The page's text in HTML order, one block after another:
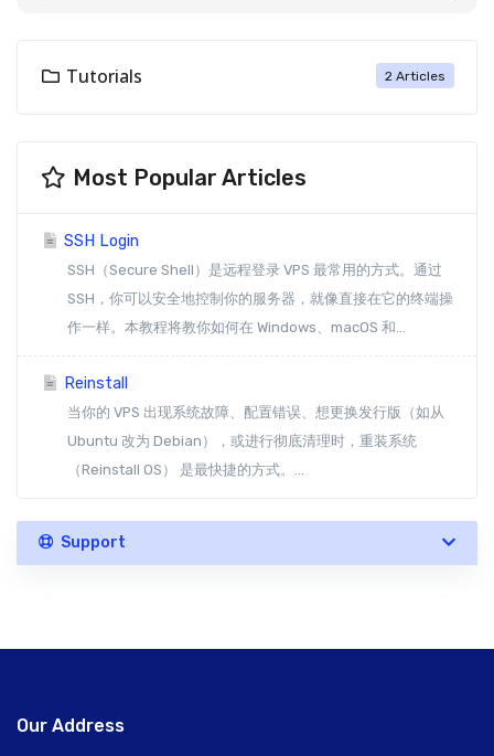
2 Articles
Tutorials
Most Popular Articles
SSH Login
SSH（Secure Shell）是远程登录 VPS 最常用的方式。通过
SSH，你可以安全地控制你的服务器，就像直接在它的终端操
作一样。本教程将教你如何在 Windows、macOS 和...
Reinstall
当你的 VPS 出现系统故障、配置错误、想更换发行版（如从
Ubuntu 改为 Debian），或进行彻底清理时，重装系统
（Reinstall OS） 是最快捷的方式。...
Support
Our Address